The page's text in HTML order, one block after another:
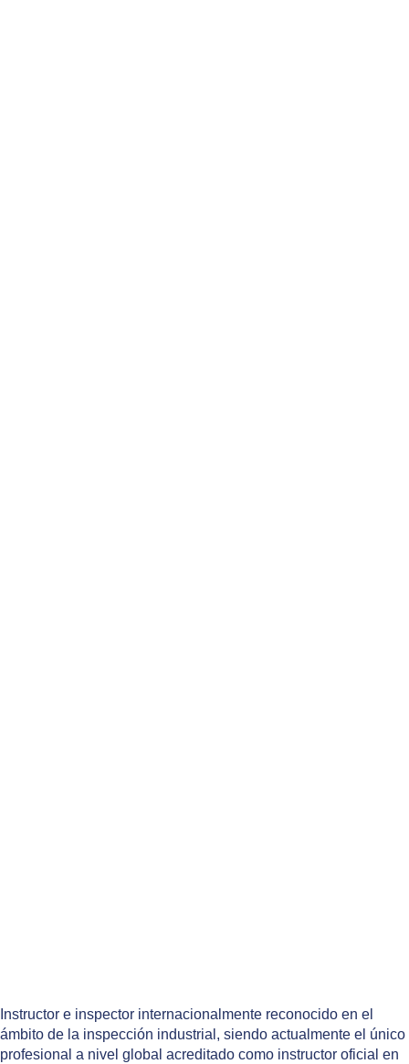
Instructor e inspector internacionalmente reconocido en el
ámbito de la inspección industrial, siendo actualmente el único
profesional a nivel global acreditado como instructor oficial en